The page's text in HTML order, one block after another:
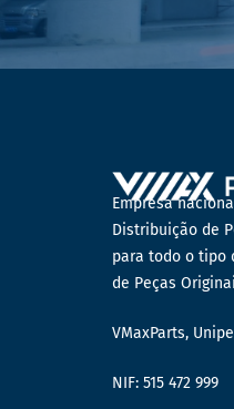
Empresa
Distribuição de
para todo o tipo
de Peças
VMaxParts,
NIF: 515 472 999